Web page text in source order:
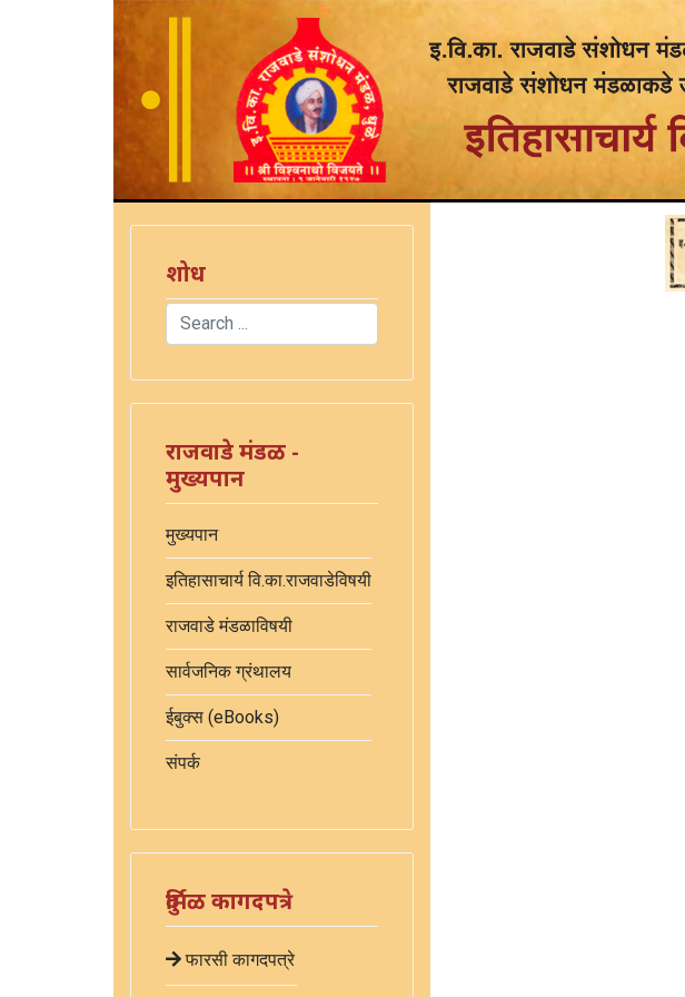
शोध
Search
राजवाडे मंडळ -
मुख्यपान
मुख्यपान
इतिहासाचार्य वि.का.राजवाडेविषयी
राजवाडे मंडळाविषयी
सार्वजनिक ग्रंथालय
ईबुक्स (eBooks)
संपर्क
दुर्मिळ कागदपत्रे
फारसी कागदपत्रे